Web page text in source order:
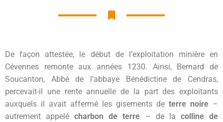
De façon attestée, le début de l’exploitation minière en
Cévennes remonte aux années 1230. Ainsi, Bernard de
Soucanton, Abbé de l’abbaye Bénédictine de Cendras,
percevait-il une rente annuelle de la part des exploitants
auxquels il avait affermé les gisements de terre noire –
autrement appelécharbon de terre – de la colline de